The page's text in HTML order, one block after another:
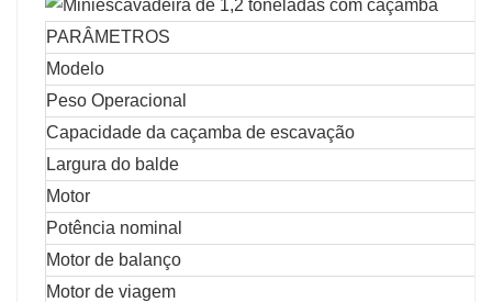
PARÂMETROS
Modelo
Peso Operacional
Capacidade da caçamba de escavação
Largura do balde
Motor
Potência nominal
Motor de balanço
Motor de viagem